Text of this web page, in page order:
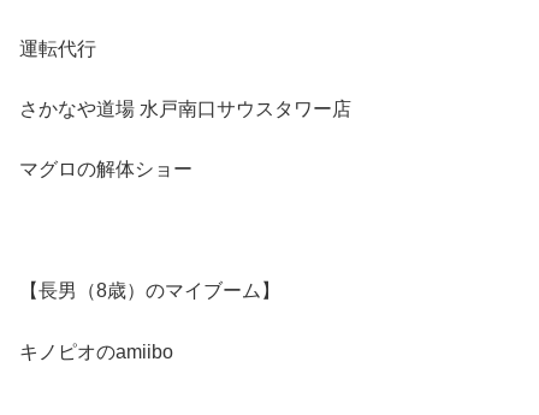
運転代行
さかなや道場 水戸南口サウスタワー店
マグロの解体ショー
【長男（8歳）のマイブーム】
キノピオのamiibo